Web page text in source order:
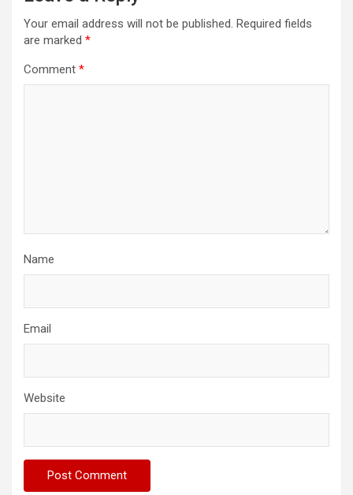
Your email address will not be published. Required fields
are marked *
Comment *
Name
Email
Website